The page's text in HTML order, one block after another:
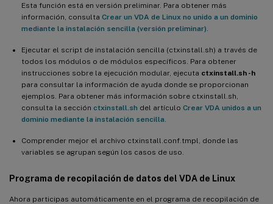
Esta función está en versión preliminar. Para obtener más
información, consulta Crear un VDA de Linux no unido a un dominio
mediante la instalación sencilla (versión preliminar)
Ejecutar el script de instalación sencilla (ctxinstall.sh) a través de
todos los módulos o de módulos específicos. Para obtener
instrucciones sobre la ejecución modular, ejecuta ctxinstall.sh -h
para consultar la información de ayuda donde se proporcionan
ejemplos. Para obtener más información sobre ctxinstall.sh,
consulta la sección ctxinstall.sh del artículo Crear VDA unidos a un
dominio mediante la instalación sencilla
Comprender mejor el archivo ctxinstall.conf.tmpl, donde las
variables se agrupan según los casos de uso.
Programa de recopilación de datos del VDA de Linux
Ahora participas automáticamente en el programa de recopilación de
Novedades de la versión 2209
Compatibilidad con RHEL 8.6, Rocky Linux 8.6 y Ubuntu 22.04
Compatibilidad con autenticación federada para VDA de Ubuntu
y SUSE unidos a SSSD y PBIS
Entornos de escritorio personalizados por usuarios de sesión
Firma GPG
Compatibilidad con más métodos de autenticación de usuario en
Opciones adicionales para configurar la marca de agua de la